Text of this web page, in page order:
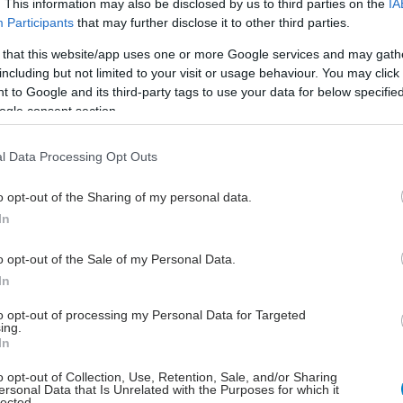
This information may also be disclosed by us to third parties on the
Participants that may further disclose it to other third parties.
that this website/app uses one or more Google services and may
but not limited to your visit or usage behaviour. You may
to Google and its third-party tags to use your data for below
consent section.
Data Processing Opt Outs
opt-out of the Sharing of my personal data.
opt-out of the Sale of my Personal Data.
opt-out of processing my Personal Data for Targeted
opt-out of Collection, Use, Retention, Sale, and/or Sharing
Data that Is Unrelated with the Purposes for which it
προσωπικού
χαμηλών λιπαρών βοηθά στην απώλεια βάρους
η ποσότητα του φαγητού [μελέτη]